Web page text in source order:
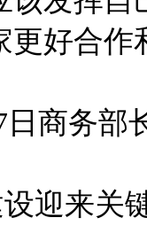
更好合
日商务部
迎来关